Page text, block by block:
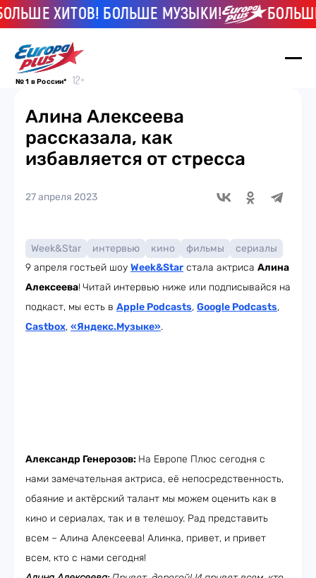
ХИТОВ! БОЛЬШЕ МУЗЫКИ! БОЛЬШЕ
№ 1 в России*
Алина Алексеева
рассказала, как
избавляется от стресса
27 апреля 2023
Week&Star интервью кино фильмы
сериалы
9 апреля гостьей шоу Week&Star стала актриса Алина
Алексеева!Читай интервью ниже или подписывайся на
подкаст, мы есть в Apple Podcasts, Google Podcasts,
Castbox, «Яндекс.Музыке».
Александр Генерозов: На Европе Плюс сегодня с
нами замечательная актриса, её непосредственность,
обаяние и актёрский талант мы можем оценить как в
кино и сериалах, так и в телешоу. Рад представить
всем – Алина Алексеева! Алинка, привет, и привет
всем, кто с нами сегодня!